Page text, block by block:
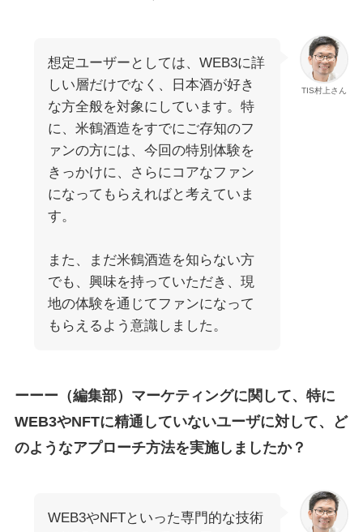
TIS村上さん
想定ユーザーとしては、WEB3に詳
しい層だけでなく、日本酒が好き
な方全般を対象にしています。特
に、米鶴酒造をすでにご存知のフ
ァンの方には、今回の特別体験を
きっかけに、さらにコアなファン
になってもらえればと考えていま
す。
また、まだ米鶴酒造を知らない方
でも、興味を持っていただき、現
地の体験を通じてファンになって
もらえるよう意識しました。
ーーー（編集部）マーケティングに関して、特に
WEB3やNFTに精通していないユーザに対して、ど
のようなアプローチ方法を実施しましたか？
WEB3やNFTといった専門的な技術